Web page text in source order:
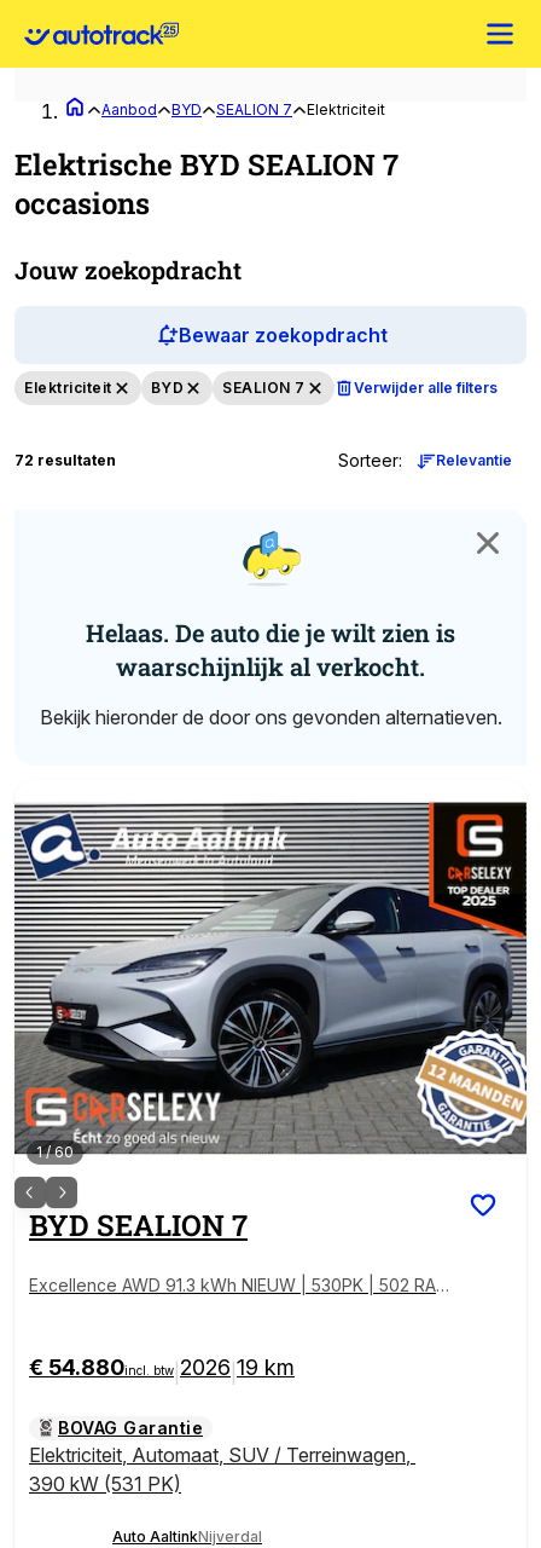
Aanbod BYD SEALION 7 Elektriciteit
Elektrische BYD SEALION 7
occasions
Jouw zoekopdracht
Bewaar zoekopdracht
Elektriciteit BYD SEALION 7 Verwijder alle filters
72 resultaten Sorteer: Relevantie
Helaas. De auto die je wilt zien is
waarschijnlijk al verkocht.
Bekijk hieronder de door ons gevonden alternatieven.
1/60
BYD SEALION 7
Excellence AWD 91.3 kWh NIEUW | 530PK | 502 RAN
€ 54.880incl. btw 2026 19 km
BOVAG Garantie
Elektriciteit, Automaat, SUV / Terreinwagen,
390 kW (531 PK)
Auto AaltinkNijverdal